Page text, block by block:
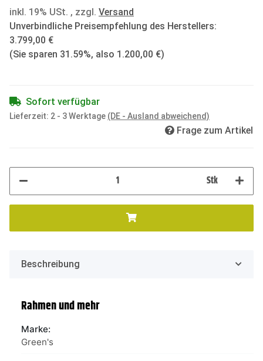
inkl. 19% USt. , zzgl. Versand
Unverbindliche Preisempfehlung des Herstellers:
3.799,00 €
(Sie sparen 31.59%, also 1.200,00 €)
Sofort verfügbar
Lieferzeit: 2 - 3 Werktage (DE - Ausland abweichend)
Frage zum Artikel
Stk
Beschreibung
Rahmen und mehr
Marke:
Green's